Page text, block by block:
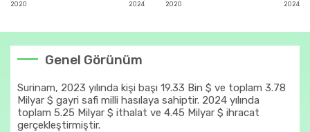
2020 2024 2020 2024
Genel Görünüm
Surinam, 2023 yılında kişi başı 19.33 Bin $ ve toplam 3.78
Milyar $ gayri safi milli hasılaya sahiptir. 2024 yılında
toplam 5.25 Milyar $ ithalat ve 4.45 Milyar $ ihracat
gerçekleştirmiştir.